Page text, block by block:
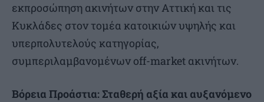
εκπροσώπηση ακινήτων στην Αττική και τις
Κυκλάδες στον τομέα κατοικιών υψηλής και
υπερπολυτελούς κατηγορίας,
συμπεριλαμβανομένων off-market ακινήτων.
Βόρεια Προάστια: Σταθερή αξία και αυξανόμενο